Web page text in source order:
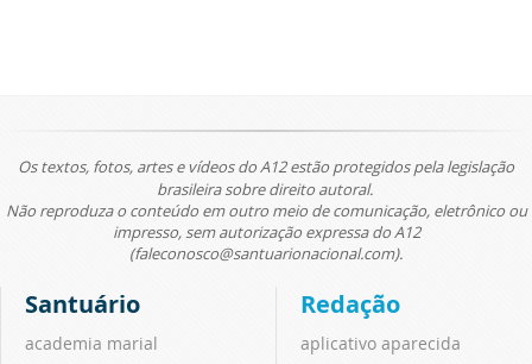
Os textos, fotos, artes e vídeos do A12 estão protegidos pela legislação
brasileira sobre direito autoral.
Não reproduza o conteúdo em outro meio de comunicação, eletrônico ou
impresso, sem autorização expressa do A12
(faleconosco@santuarionacional.com).
Santuário
academia marial
Redação
aplicativo aparecida